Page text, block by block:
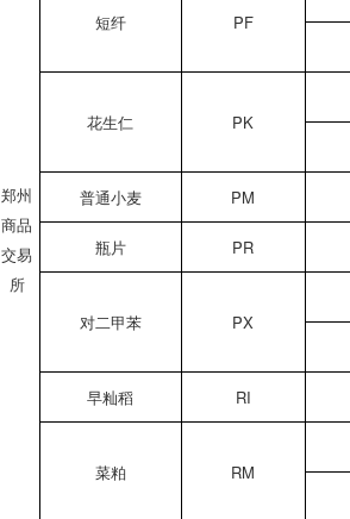
郑州
商品
交易
所
短纤 PF
花生仁 PK
普通小麦 PM
瓶片 PR
对二甲苯 PX
早籼稻 RI
菜粕 RM